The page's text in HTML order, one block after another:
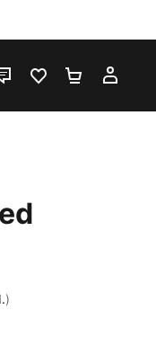
LIVE-CHATFAVORITEN 0
)